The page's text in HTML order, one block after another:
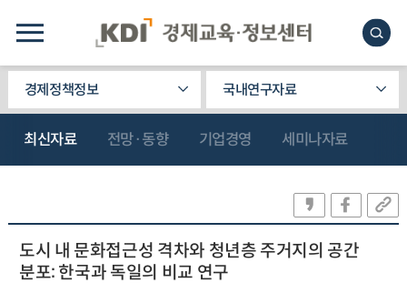
경제정책정보 국내연구자료
최신자료 전망·동향 기업경영 세미나자료
도시 내 문화접근성 격차와 청년층 주거지의 공간
분포: 한국과 독일의 비교 연구